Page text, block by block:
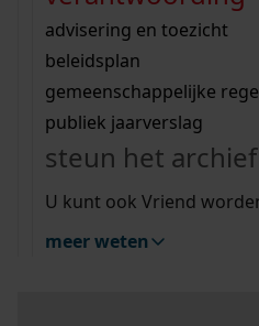
bouwvergunningen
omgevingsvergunningen
vergunningen
beeld en geluid
uitleg nodig?
Wij helpen u op weg met
bekijk alle zoektips
Wij helpen u op weg met
bekijk alle zoektips
bekijk ons
advisering en toezicht
beleidsplan
gemeenschappelijke
publiek jaarverslag
steun het archief
U kunt ook Vriend
meer weten
Mijn Studiezaal (inloggen)